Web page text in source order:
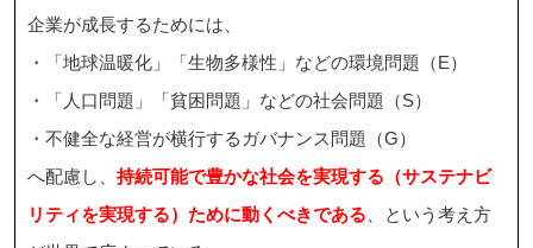
企業が成長するためには、
・「地球温暖化」「生物多様性」などの環境問題（E）
・「人口問題」「貧困問題」などの社会問題（S）
・不健全な経営が横行するガバナンス問題（G）
へ配慮し、 持続可能で豊かな社会を実現する（サステナビ
リティを実現する）ために動くべきである 、という考え方